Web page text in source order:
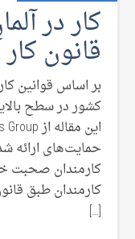
کار در
قانون کار
بر اساس قوانین
کشور در سطح
حمایت‌های ارائه
کارمندان صحبت
کارمندان طبق
[…]